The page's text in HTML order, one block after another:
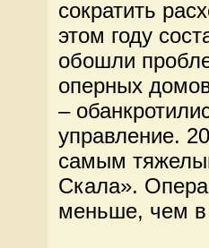
сократить
этом году
обошли
оперных
–
управление.
самым
Скала».
меньше, чем в